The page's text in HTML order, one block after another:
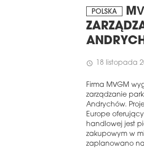
POLSKA
schedule 18 listopada
Firma MVGM
zarządzanie
Andrychów.
Europe
handlowej jest
zakupowym w
zaplanowano